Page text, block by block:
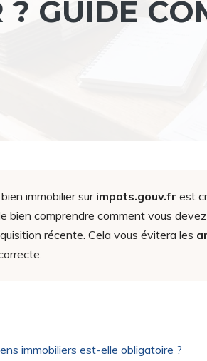
GUIDE
immobilier sur impots.gouv.fr est
bien comprendre comment vous devez
récente. Cela vous évitera les
immobiliers est-elle obligatoire ?